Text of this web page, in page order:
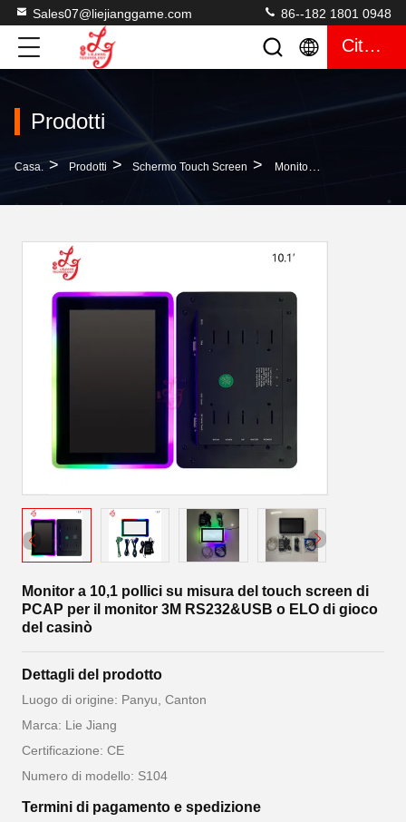
Sales07@liejianggame.com 86--182 1801 0948
Citazione
Prodotti
Casa. > Prodotti > Schermo Touch Screen > Monitor A 10,1 Pollici Su Misura Del Touch Screen Di PCAP Per Il Monitor 3M RS232&USB O ELO Di Gioco Del Casinò
Monitor a 10,1 pollici su misura del touch screen di
PCAP per il monitor 3M RS232&USB o ELO di gioco
del casinò
Dettagli del prodotto
Luogo di origine: Panyu, Canton
Marca: Lie Jiang
Certificazione: CE
Numero di modello: S104
Termini di pagamento e spedizione